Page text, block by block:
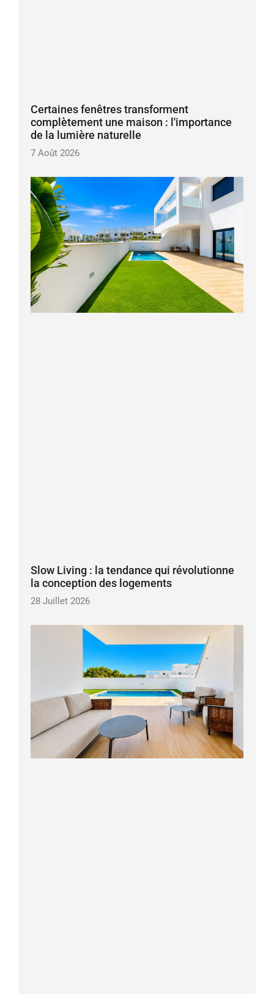
Certaines fenêtres transforment
complètement une maison : l'importance
de la lumière naturelle
7 Août 2026
Slow Living : la tendance qui révolutionne
la conception des logements
28 Juillet 2026